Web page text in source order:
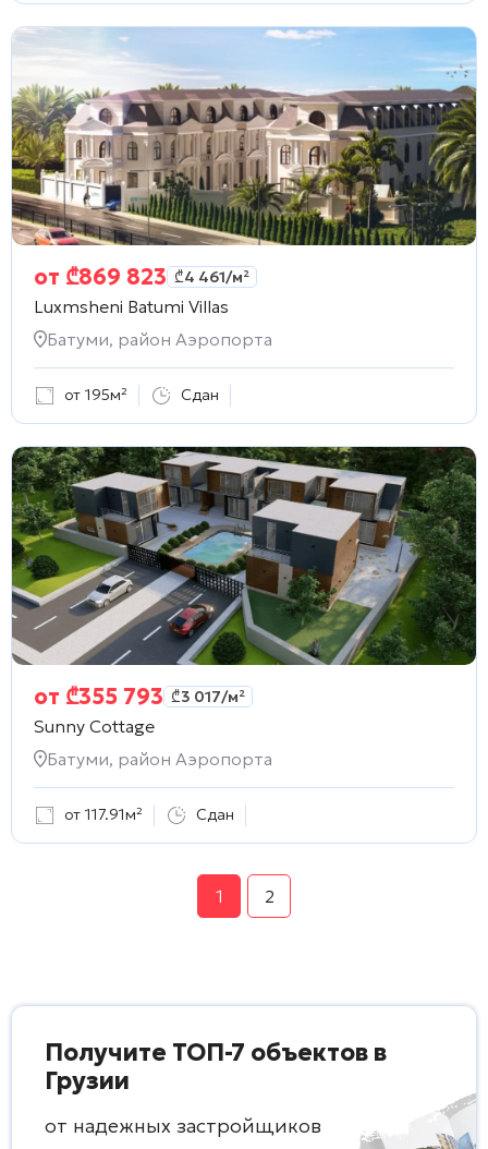
от ₾869 823 ₾4 461/м²
Luxmsheni Batumi Villas
Батуми, район Аэропорта
от 195м² Сдан
от ₾355 793 ₾3 017/м²
Sunny Cottage
Батуми, район Аэропорта
от 117.91м² Сдан
1 2
Получите ТОП-7 объектов в
Грузии
от надежных застройщиков